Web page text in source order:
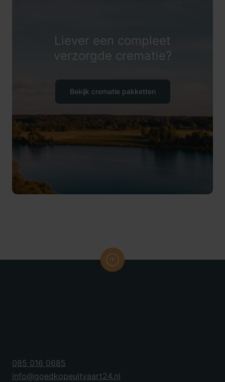
Liever een compleet
verzorgde crematie?
Bekijk crematie pakketten
085 016 0685
info@goedkopeuitvaart24.nl